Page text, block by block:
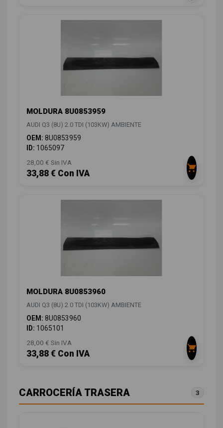
MOLDURA 8U0853959
AUDI Q3 (8U) 2.0 TDI (103KW) AMBIENTE
OEM: 8U0853959
ID: 1065097
28,00 € Sin IVA
33,88 € Con IVA
MOLDURA 8U0853960
AUDI Q3 (8U) 2.0 TDI (103KW) AMBIENTE
OEM: 8U0853960
ID: 1065101
28,00 € Sin IVA
33,88 € Con IVA
CARROCERÍA TRASERA 3